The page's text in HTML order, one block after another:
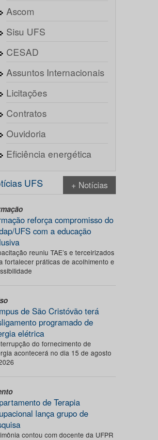
Ascom
Sisu UFS
CESAD
Assuntos Internacionais
Licitações
Contratos
Ouvidoria
Eficiência energética
UFS + Notícias
reforça compromisso do
UFS com a educação
reuniu TAE’s e terceirizados
fortalecer práticas de acolhimento e
de São Cristóvão terá
programado de
elétrica
do fornecimento de
acontecerá no dia 15 de agosto
de Terapia
lança grupo de
contou com docente da UFPR